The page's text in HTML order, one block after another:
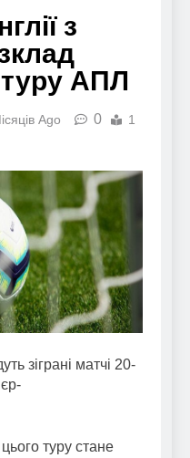
з
туру АПЛ
Ago 0
1
зіграні матчі 20-
туру стане